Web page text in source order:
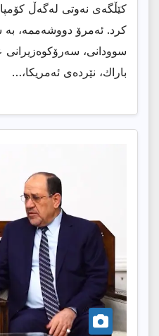
كێڵگەی نەوتی لەگەڵ
كرد. ئەمرۆ دووشەممە،
سوودانی، سەرۆكوەزیرانی
باراك، نێردەی ئەمریكا،…